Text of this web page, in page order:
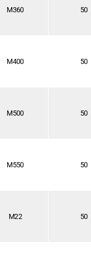
M360 50
M400 50
M500 50
M550 50
M22 50